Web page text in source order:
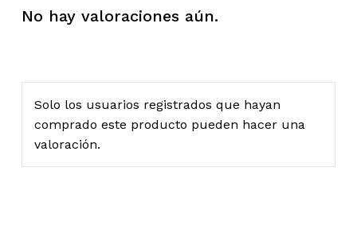
No hay valoraciones aún.
Solo los usuarios registrados que hayan
comprado este producto pueden hacer una
valoración.